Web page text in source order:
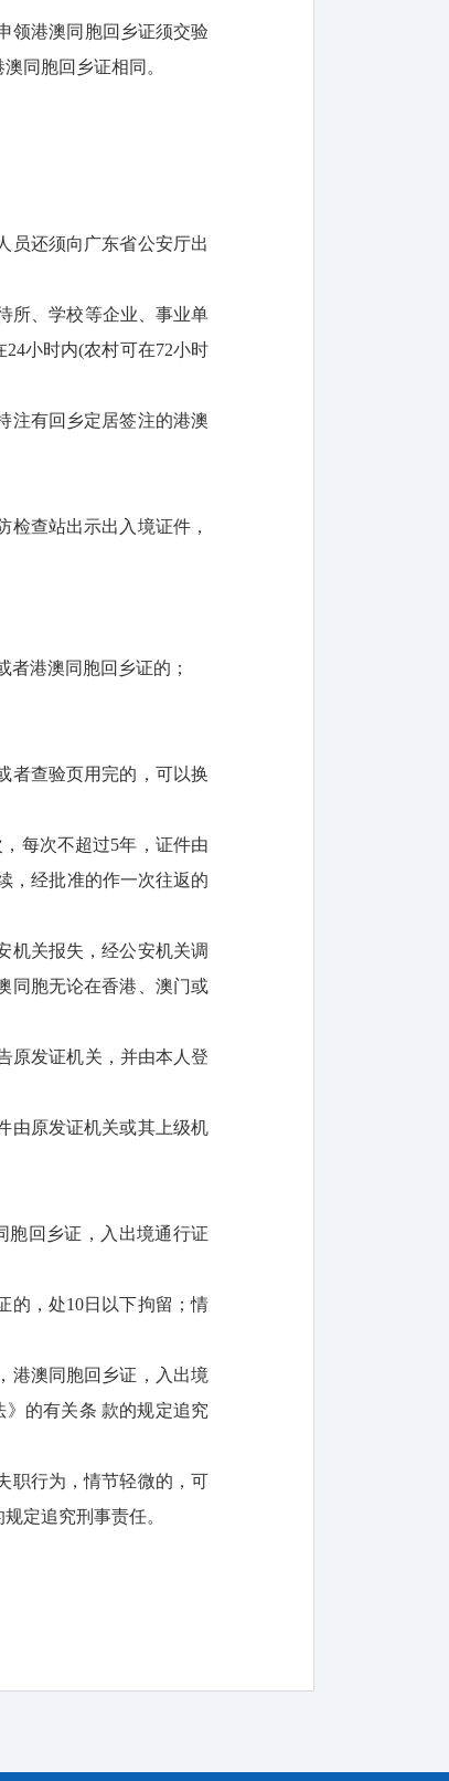
领港澳同胞回乡证须交验
同胞回乡证相同。
员还须向广东省公安厅出
所、学校等企业、事业单
小时内(农村可在72小时
注有回乡定居签注的港澳
查站出示出入境证件，
港澳同胞回乡证的；
者查验页用完的，可以换
每次不超过5年，证件由
，经批准的作一次往返的
机关报失，经公安机关调
同胞无论在香港、澳门或
原发证机关，并由本人登
由原发证机关或其上级机
胞回乡证，入出境通行证
的，处10日以下拘留；情
港澳同胞回乡证，入出境
的有关条 款的规定追究
职行为，情节轻微的，可
定追究刑事责任。